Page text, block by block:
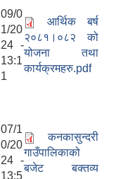
09/0
1/20
24 -
13:1
1
आर्थिक बर्ष
२०८१।०८२ को
योजना तथा
कार्यक्रमहरु.pdf
07/1
0/20
24 -
13:5
कनकासुन्दरी
गाउँपालिकाको
बजेट बक्तव्य